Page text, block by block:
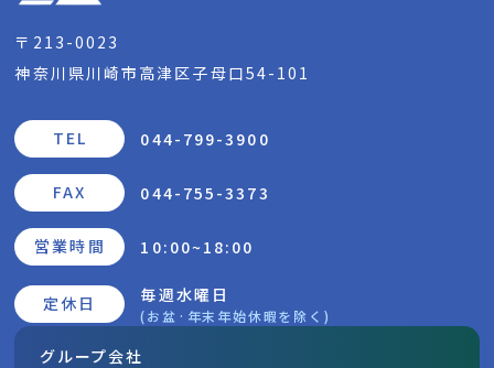
〒213-0023
神奈川県川崎市高津区子母口54-101
TEL 044-799-3900
FAX 044-755-3373
営業時間 10:00~18:00
定休日 毎週水曜日
(お盆·年末年始休暇を除く)
グループ会社